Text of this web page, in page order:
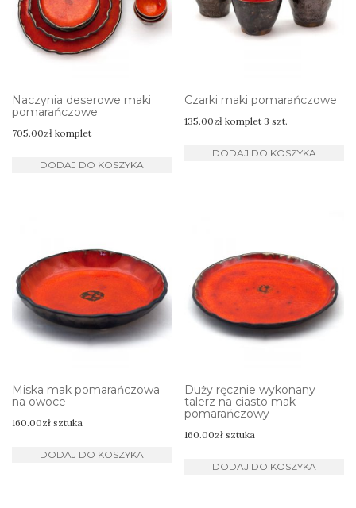
Naczynia deserowe maki
pomarańczowe
705.00zł komplet
DODAJ DO KOSZYKA
Czarki maki pomarańczowe
135.00zł komplet 3 szt.
DODAJ DO KOSZYKA
Miska mak pomarańczowa
na owoce
160.00zł sztuka
DODAJ DO KOSZYKA
Duży ręcznie wykonany
talerz na ciasto mak
pomarańczowy
160.00zł sztuka
DODAJ DO KOSZYKA